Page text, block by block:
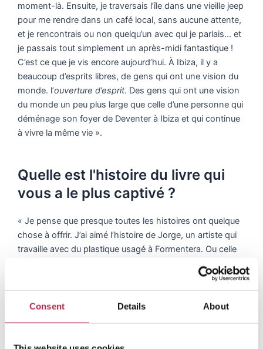
Consent Details About
moment-là. Ensuite, je traversais l’île dans une vieille jeep
pour me rendre dans un café local, sans aucune attente,
et je rencontrais ou non quelqu’un avec qui je parlais… et
je passais tout simplement un après-midi fantastique !
C’est ce que je vis encore aujourd’hui. À Ibiza, il y a
beaucoup d’esprits libres, de gens qui ont une vision du
monde. l’ouverture d’esprit. Des gens qui ont une vision
du monde un peu plus large que celle d’une personne qui
déménage son foyer de Deventer à Ibiza et qui continue
à vivre la même vie ».
Quelle est l'histoire du livre qui
vous a le plus captivé ?
« Je pense que presque toutes les histoires ont quelque
chose à offrir. J’ai aimé l’histoire de Jorge, un artiste qui
travaille avec du plastique usagé à Formentera. Ou celle
comme un vieux hippie, sans gaz, ni lumière, ni
électricité, et qui a pourtant construit son propre petit
palais ! Je trouve cela très spécial. Ou encore le médecin